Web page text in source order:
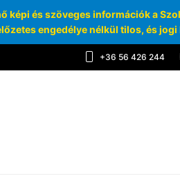
és szöveges információk a
engedélye nélkül tilos, és
+36 56 426 244